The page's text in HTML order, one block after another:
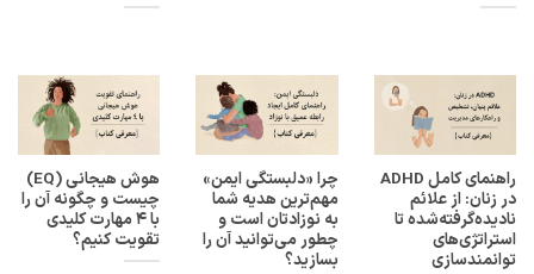
راهنمای کامل ADHD
در زنان: از علائم
نادیده‌گرفته‌شده تا
استراتژی‌های
توانمندسازی
چرا «دلبستگی ایمن»
مهم‌ترین هدیه شما
به نوزادتان است و
چطور می‌توانید آن را
بسازید؟
هوش هیجانی (EQ)
چیست و چگونه آن را
با ۴ مهارت کلیدی
تقویت کنیم؟